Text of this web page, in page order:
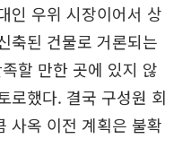
인 우위 시장이어서 상
축된 건물로 거론되는
할 만한 곳에 있지 않
로했다. 결국 구성원 회
사옥 이전 계획은 불확